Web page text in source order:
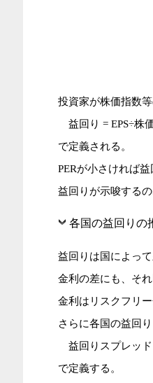
投資家が株価指数
益回り = EPS÷株
で定義される。
PERが小さければ
益回りが示唆する
各国の益回りの
益回りは国によっ
金利の差にも、そ
金利はリスクフリ
さらに各国の益回
益回りスプレッド
で定義する。